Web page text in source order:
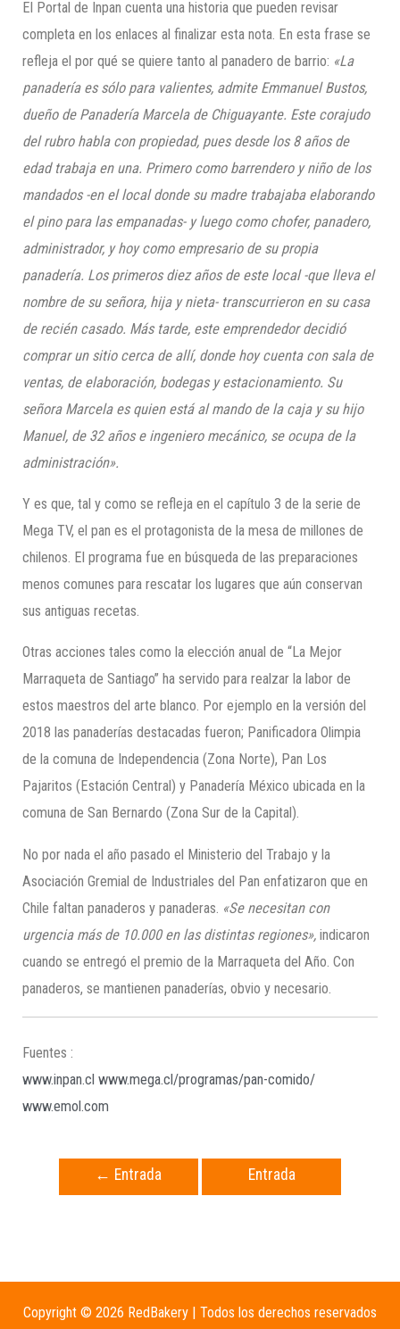
El Portal de Inpan cuenta una historia que pueden revisar
completa en los enlaces al finalizar esta nota. En esta frase se
refleja el por qué se quiere tanto al panadero de barrio: «La
panadería es sólo para valientes, admite Emmanuel Bustos,
dueño de Panadería Marcela de Chiguayante. Este corajudo
del rubro habla con propiedad, pues desde los 8 años de
edad trabaja en una. Primero como barrendero y niño de los
mandados -en el local donde su madre trabajaba elaborando
el pino para las empanadas- y luego como chofer, panadero,
administrador, y hoy como empresario de su propia
panadería. Los primeros diez años de este local -que lleva el
nombre de su señora, hija y nieta- transcurrieron en su casa
de recién casado. Más tarde, este emprendedor decidió
comprar un sitio cerca de allí, donde hoy cuenta con sala de
ventas, de elaboración, bodegas y estacionamiento. Su
señora Marcela es quien está al mando de la caja y su hijo
Manuel, de 32 años e ingeniero mecánico, se ocupa de la
administración».
Y es que, tal y como se refleja en el capítulo 3 de la serie de
Mega TV, el pan es el protagonista de la mesa de millones de
chilenos. El programa fue en búsqueda de las preparaciones
menos comunes para rescatar los lugares que aún conservan
sus antiguas recetas.
Otras acciones tales como la elección anual de “La Mejor
Marraqueta de Santiago” ha servido para realzar la labor de
estos maestros del arte blanco. Por ejemplo en la versión del
2018 las panaderías destacadas fueron; Panificadora Olimpia
de la comuna de Independencia (Zona Norte), Pan Los
Pajaritos (Estación Central) y Panadería México ubicada en la
comuna de San Bernardo (Zona Sur de la Capital).
No por nada el año pasado el Ministerio del Trabajo y la
Asociación Gremial de Industriales del Pan enfatizaron que en
Chile faltan panaderos y panaderas. «Se necesitan con
urgencia más de 10.000en las distintas regiones», indicaron
cuando se entregó el premio de la Marraqueta del Año. Con
panaderos, se mantienen panaderías, obvio y necesario.
Fuentes :
www.inpan.cl www.mega.cl/programas/pan-comido/
www.emol.com
← Entrada
Entrada
Copyright © 2026 RedBakery | Todos los derechos reservados